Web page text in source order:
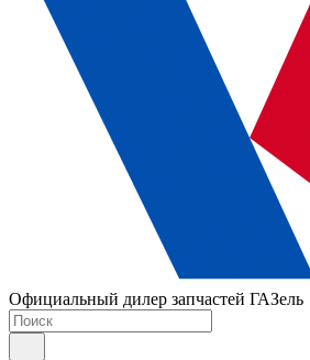
Официальный дилер запчастей ГАЗель